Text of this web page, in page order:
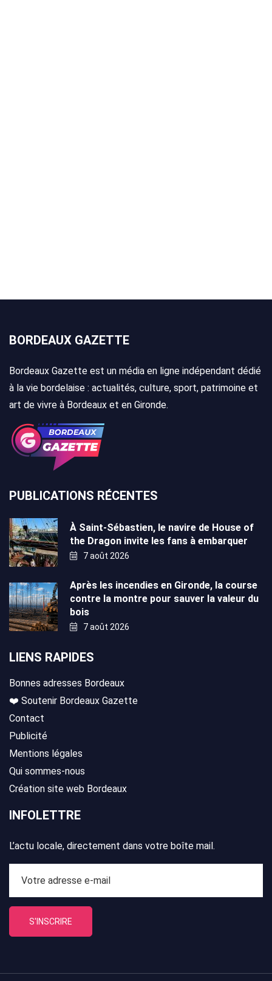
BORDEAUX GAZETTE
Bordeaux Gazette est un média en ligne indépendant dédié
à la vie bordelaise : actualités, culture, sport, patrimoine et
art de vivre à Bordeaux et en Gironde.
PUBLICATIONS RÉCENTES
À Saint-Sébastien, le navire de House of
the Dragon invite les fans à embarquer
7 août 2026
Après les incendies en Gironde, la course
contre la montre pour sauver la valeur du
bois
7 août 2026
LIENS RAPIDES
Bonnes adresses Bordeaux
❤️ Soutenir Bordeaux Gazette
Contact
Publicité
Mentions légales
Qui sommes-nous
Création site web Bordeaux
INFOLETTRE
L’actu locale, directement dans votre boîte mail.
S'INSCRIRE